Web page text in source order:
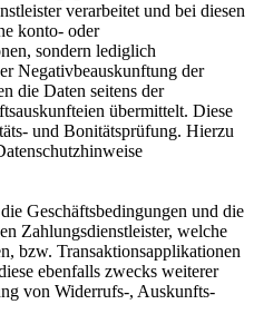
verarbeitet und bei diesen
konto- oder
sondern lediglich
Negativbeauskunftung der
die Daten seitens der
übermittelt. Diese
und Bonitätsprüfung. Hierzu
Geschäftsbedingungen und die
Zahlungsdienstleister, welche
bzw. Transaktionsapplikationen
ebenfalls zwecks weiterer
von Widerrufs-, Auskunfts-